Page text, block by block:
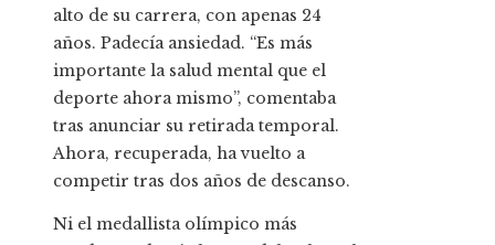
alto de su carrera, con apenas 24
años. Padecía ansiedad. “Es más
importante la salud mental que el
deporte ahora mismo”, comentaba
tras anunciar su retirada temporal.
Ahora, recuperada, ha vuelto a
competir tras dos años de descanso.
Ni el medallista olímpico más